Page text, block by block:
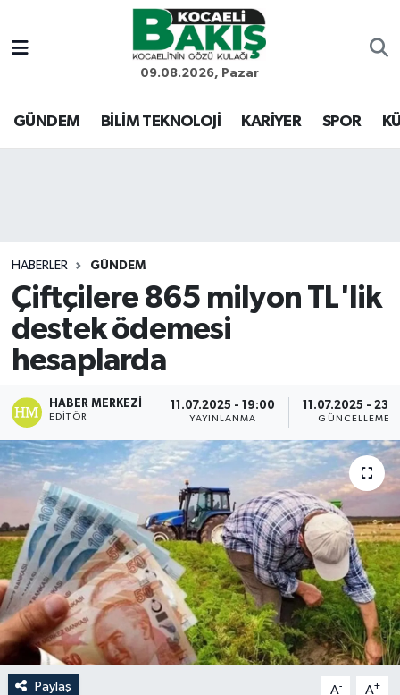
09.08.2026, Pazar
GÜNDEM BİLİM TEKNOLOJİ KARİYER SPOR
HABERLER GÜNDEM
Çiftçilere 865 milyon TL'lik
destek ödemesi
hesaplarda
HABER MERKEZI
EDITÖR
11.07.2025 - 19:00
YAYINLANMA
11.07.2025 -
GÜNCELLEME
Paylaş A- A+
Kocaeli Nöbetçi Eczaneler
Kocaeli Hava Durumu
Son Dakika Haberleri
Haber Arşivi